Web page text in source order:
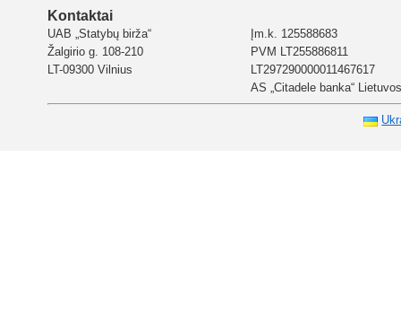
Kontaktai
UAB „Statybų birža“
Žalgirio g. 108-210
LT-09300 Vilnius
Įm.k. 125588683
PVM LT255886811
LT297290000011467617
AS „Citadele banka“